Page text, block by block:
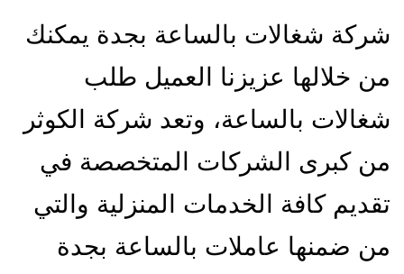
شركة شغالات بالساعة بجدة يمكنك
من خلالها عزيزنا العميل طلب
شغالات بالساعة، وتعد شركة الكوثر
من كبرى الشركات المتخصصة في
تقديم كافة الخدمات المنزلية والتي
من ضمنها عاملات بالساعة بجدة